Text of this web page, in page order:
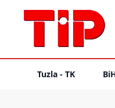
Tuzla - TK